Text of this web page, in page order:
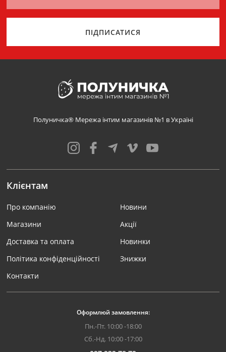
ПІДПИСАТИСЯ
Полуничка® Мережа інтим магазинів №1 в Україні
Клієнтам
Про компанію
Магазини
Доставка та оплата
Політика конфіденційності
Контакти
Новини
Акції
Новинки
Знижки
Оформлюй замовлення:
Пн.-Пт. 10:00 -18:00
Сб.-Нд. 10:00 -17:00